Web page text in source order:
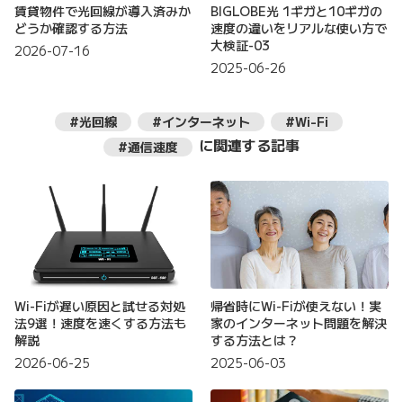
賃貸物件で光回線が導入済みか
どうか確認する方法
2026-07-16
BIGLOBE光 1ギガと10ギガの
速度の違いをリアルな使い方で
大検証-03
2025-06-26
#光回線 #インターネット
#Wi-Fi
#通信速度
に関連する記事
Wi-Fiが遅い原因と試せる対処
法9選！速度を速くする方法も
解説
2026-06-25
帰省時にWi-Fiが使えない！実
家のインターネット問題を解決
する方法とは？
2025-06-03